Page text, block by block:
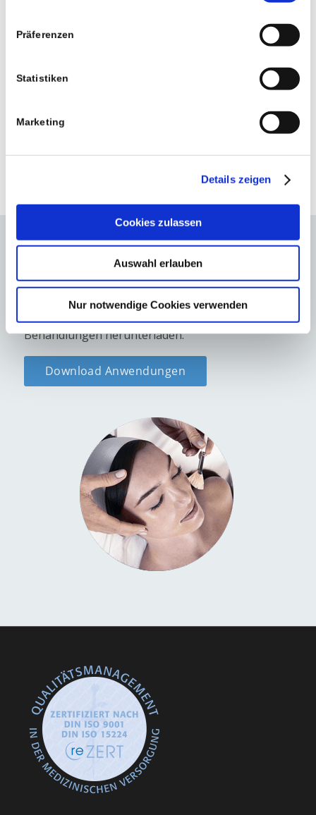
Präferenzen
Statistiken
Marketing
Details zeigen
Cookies zulassen
Auswahl erlauben
Nur notwendige Cookies verwenden
Weitere Informationen
Hier können Sie sich unseren aktuellen Flyer mit
Behandlungen herunterladen.
Download Anwendungen